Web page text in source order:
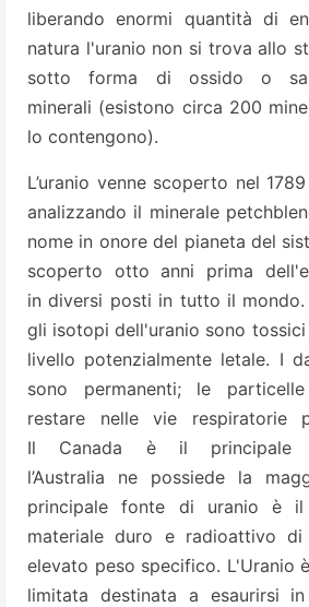
liberando enormi quantità di
natura l'uranio non si trova allo
sotto forma di ossido o
minerali (esistono circa 200
lo contengono).
L’uranio venne scoperto nel
analizzando il minerale
nome in onore del pianeta del
scoperto otto anni prima
in diversi posti in tutto il
gli isotopi dell'uranio sono
livello potenzialmente letale. I
sono permanenti; le
restare nelle vie respiratorie
Il Canada è il principale
l’Australia ne possiede la
principale fonte di uranio è il
materiale duro e radioattivo
elevato peso specifico. L'Uranio
limitata destinata a esaurirsi